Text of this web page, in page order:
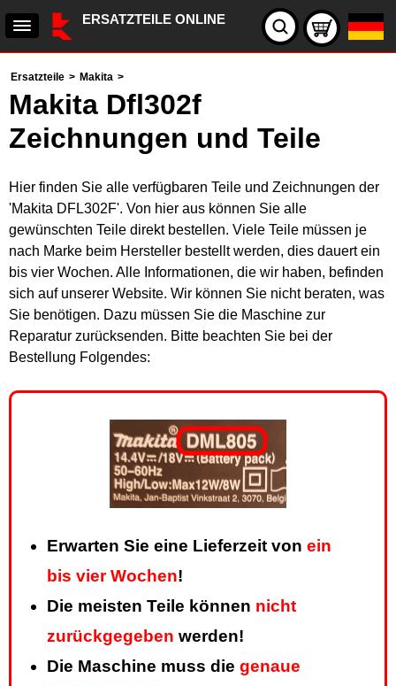
ERSATZTEILE ONLINE
Ersatzteile > Makita >
Makita Dfl302f
Zeichnungen und Teile
Hier finden Sie alle verfügbaren Teile und Zeichnungen der
'Makita DFL302F'. Von hier aus können Sie alle
gewünschten Teile direkt bestellen. Viele Teile müssen je
nach Marke beim Hersteller bestellt werden, dies dauert ein
bis vier Wochen. Alle Informationen, die wir haben, befinden
sich auf unserer Website. Wir können Sie nicht beraten, was
Sie benötigen. Dazu müssen Sie die Maschine zur
Reparatur zurücksenden. Bitte beachten Sie bei der
Bestellung Folgendes:
Erwarten Sie eine Lieferzeit von ein
bis vier Wochen!
Die meisten Teile können nicht
zurückgegeben werden!
Die Maschine muss die genaue